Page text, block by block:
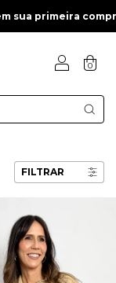
compra.
0
FILTRAR